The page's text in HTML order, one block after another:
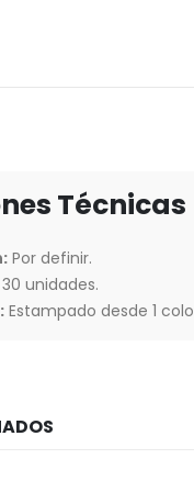
Técnicas
Por definir.
30 unidades.
Estampado desde 1